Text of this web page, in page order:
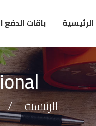
الرئيسية باقات الدفع
الرئيسية